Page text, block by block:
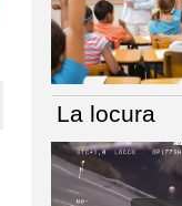
La locura